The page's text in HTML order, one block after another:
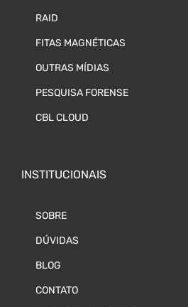
RAID
FITAS MAGNÉTICAS
OUTRAS MÍDIAS
PESQUISA FORENSE
CBL CLOUD
INSTITUCIONAIS
SOBRE
DÚVIDAS
BLOG
CONTATO